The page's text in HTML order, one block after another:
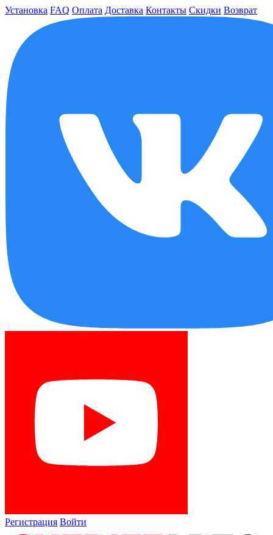
Установка FAQ Оплата Доставка Контакты Скидки Возврат
Регистрация Войти